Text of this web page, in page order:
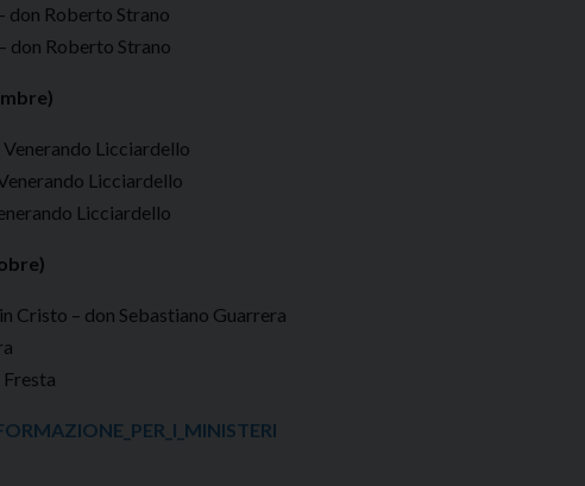
don Roberto Strano
don Roberto Strano
Licciardello
Licciardello
Licciardello
Cristo – don Sebastiano Guarrera